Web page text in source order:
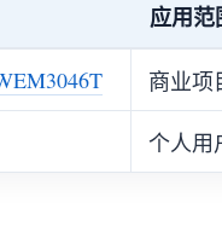
应用范
商业项
个人用